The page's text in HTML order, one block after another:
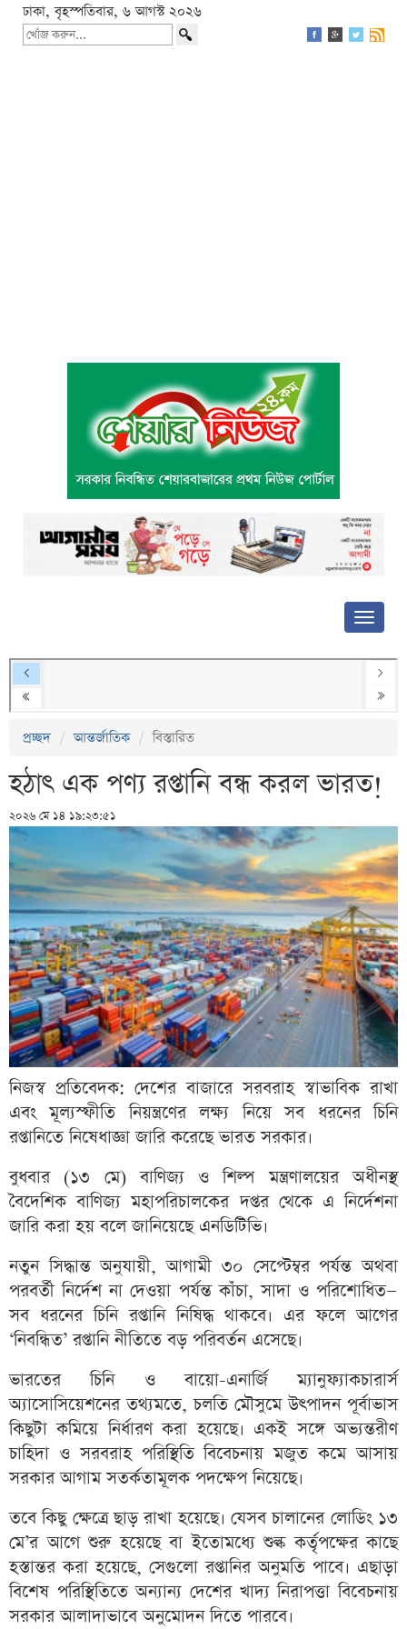
ঢাকা, বৃহস্পতিবার, ৬ আগস্ট ২০২৬
প্রচ্ছদ আন্তর্জাতিক বিস্তারিত
হঠাৎ এক পণ্য রপ্তানি বন্ধ করল ভারত!
২০২৬ মে ১৪ ১৯:২৩:৫১
নিজস্ব প্রতিবেদক: দেশের বাজারে সরবরাহ স্বাভাবিক রাখা
এবং মূল্যস্ফীতি নিয়ন্ত্রণের লক্ষ্য নিয়ে সব ধরনের চিনি
রপ্তানিতে নিষেধাজ্ঞা জারি করেছে ভারত সরকার।
বুধবার (১৩ মে) বাণিজ্য ও শিল্প মন্ত্রণালয়ের অধীনস্থ
বৈদেশিক বাণিজ্য মহাপরিচালকের দপ্তর থেকে এ নির্দেশনা
জারি করা হয় বলে জানিয়েছে এনডিটিভি।
নতুন সিদ্ধান্ত অনুযায়ী, আগামী ৩০ সেপ্টেম্বর পর্যন্ত অথবা
পরবর্তী নির্দেশ না দেওয়া পর্যন্ত কাঁচা, সাদা ও পরিশোধিত—
সব ধরনের চিনি রপ্তানি নিষিদ্ধ থাকবে। এর ফলে আগের
‘নিবন্ধিত’ রপ্তানি নীতিতে বড় পরিবর্তন এসেছে।
ভারতের চিনি ও বায়ো-এনার্জি ম্যানুফ্যাকচারার্স
অ্যাসোসিয়েশনের তথ্যমতে, চলতি মৌসুমে উৎপাদন পূর্বাভাস
কিছুটা কমিয়ে নির্ধারণ করা হয়েছে। একই সঙ্গে অভ্যন্তরীণ
চাহিদা ও সরবরাহ পরিস্থিতি বিবেচনায় মজুত কমে আসায়
সরকার আগাম সতর্কতামূলক পদক্ষেপ নিয়েছে।
তবে কিছু ক্ষেত্রে ছাড় রাখা হয়েছে। যেসব চালানের লোডিং ১৩
মে’র আগে শুরু হয়েছে বা ইতোমধ্যে শুল্ক কর্তৃপক্ষের কাছে
হস্তান্তর করা হয়েছে, সেগুলো রপ্তানির অনুমতি পাবে। এছাড়া
বিশেষ পরিস্থিতিতে অন্যান্য দেশের খাদ্য নিরাপত্তা বিবেচনায়
সরকার আলাদাভাবে অনুমোদন দিতে পারবে।